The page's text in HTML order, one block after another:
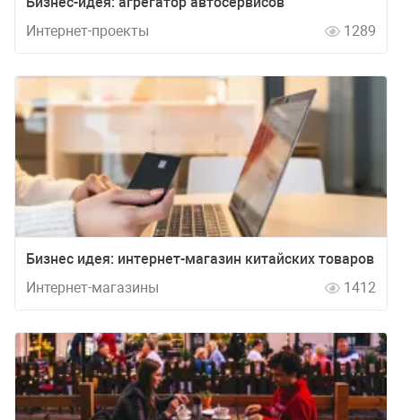
Интернет-проекты
1289
Бизнес идея: интернет-магазин китайских товаров
Интернет-магазины
1412